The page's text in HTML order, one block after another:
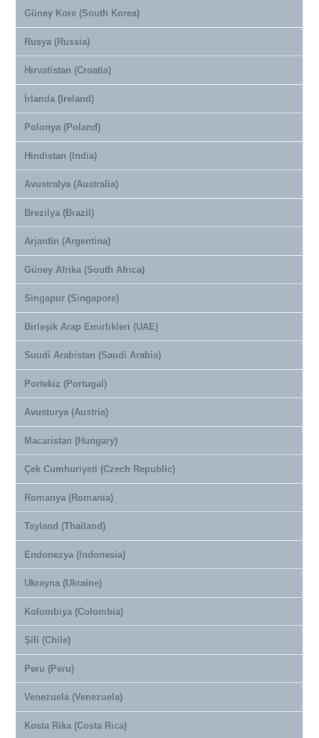
Güney Kore (South Korea)
Rusya (Russia)
Hırvatistan (Croatia)
İrlanda (Ireland)
Polonya (Poland)
Hindistan (India)
Avustralya (Australia)
Brezilya (Brazil)
Arjantin (Argentina)
Güney Afrika (South Africa)
Singapur (Singapore)
Birleşik Arap Emirlikleri (UAE)
Suudi Arabistan (Saudi Arabia)
Portekiz (Portugal)
Avusturya (Austria)
Macaristan (Hungary)
Çek Cumhuriyeti (Czech Republic)
Romanya (Romania)
Tayland (Thailand)
Endonezya (Indonesia)
Ukrayna (Ukraine)
Kolombiya (Colombia)
Şili (Chile)
Peru (Peru)
Venezuela (Venezuela)
Kosta Rika (Costa Rica)